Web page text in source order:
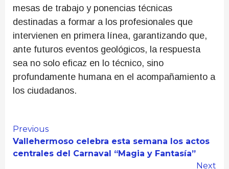
mesas de trabajo y ponencias técnicas
destinadas a formar a los profesionales que
intervienen en primera línea, garantizando que,
ante futuros eventos geológicos, la respuesta
sea no solo eficaz en lo técnico, sino
profundamente humana en el acompañamiento a
los ciudadanos.
Continue
Reading
Previous
Vallehermoso celebra esta semana los actos
centrales del Carnaval “Magia y Fantasía”
Next